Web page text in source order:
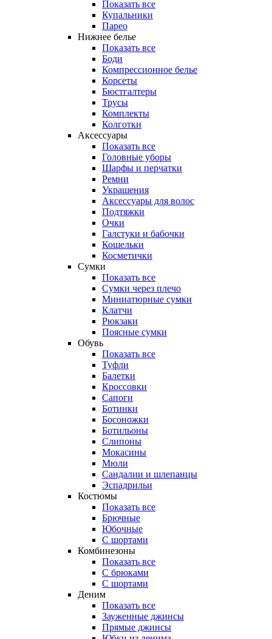
Показать все
Купальники
Парео
Нижнее белье
Показать все
Боди
Компрессионное белье
Корсеты
Бюстгалтеры
Трусы
Комплекты
Колготки
Аксессуары
Показать все
Головные уборы
Шарфы и перчатки
Ремни
Украшения
Аксессуары для волос
Подтяжки
Очки
Галстуки и бабочки
Кошельки
Косметички
Сумки
Показать все
Сумки через плечо
Миниатюрные cумки
Клатчи
Рюкзаки
Поясные сумки
Обувь
Показать все
Туфли
Балетки
Кроссовки
Сапоги
Ботинки
Босоножки
Ботильоны
Слипоны
Мокасины
Мюли
Сандалии и шлепанцы
Эспадрильи
Костюмы
Показать все
Брючные
Юбочные
С шортами
Комбинезоны
Показать все
С брюками
С шортами
Деним
Показать все
Зауженные джинсы
Прямые джинсы